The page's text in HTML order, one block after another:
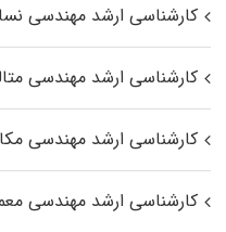
کارشناسی ارشد مهندسی
کارشناسی ارشد مهندسی
کارشناسی ارشد مهندسی
کارشناسی ارشد مهندسی